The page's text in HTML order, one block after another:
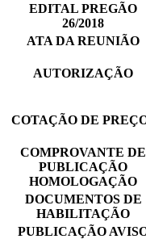
EDITAL PREGÃO
26/2018
ATA DA REUNIÃO
AUTORIZAÇÃO
COTAÇÃO DE
COMPROVANTE DE
PUBLICAÇÃO
HOMOLOGAÇÃO
DOCUMENTOS DE
HABILITAÇÃO
PUBLICAÇÃO